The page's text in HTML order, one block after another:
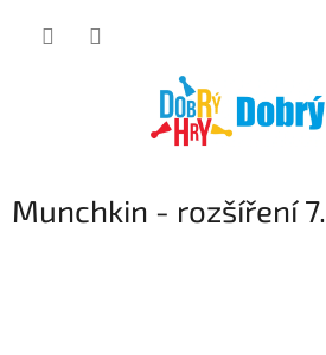
Munchkin - rozšíření 7.